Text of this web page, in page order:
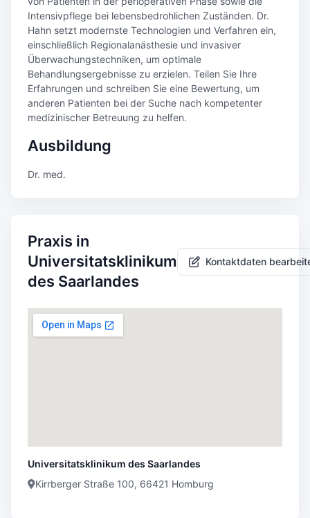
Intensivpflege bei lebensbedrohlichen Zuständen. Dr.
Hahn setzt modernste Technologien und Verfahren ein,
einschließlich Regionalanästhesie und invasiver
Überwachungstechniken, um optimale
Behandlungsergebnisse zu erzielen. Teilen Sie Ihre
Erfahrungen und schreiben Sie eine Bewertung, um
anderen Patienten bei der Suche nach kompetenter
medizinischer Betreuung zu helfen.
Ausbildung
Dr. med.
Praxis in
Universitatsklinikum
des Saarlandes
Kontaktdaten
Universitatsklinikum des Saarlandes
Kirrberger Straße 100, 66421 Homburg